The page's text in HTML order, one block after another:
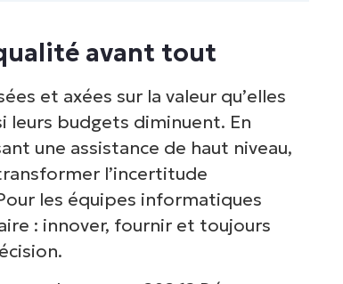
avant tout
et axées sur la valeur qu’elles
budgets diminuent. En
une assistance de haut niveau,
l’incertitude
les équipes informatiques
: innover, fournir et toujours